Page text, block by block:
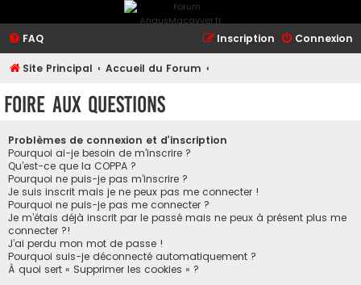
FAQ Connexion
Inscription
Site Principal Accueil du Forum
Foire aux questions
Problèmes de connexion et d’inscription
Pourquoi ai-je besoin de m’inscrire ?
Qu’est-ce que la COPPA ?
Pourquoi ne puis-je pas m’inscrire ?
Je suis inscrit mais je ne peux pas me connecter !
Pourquoi ne puis-je pas me connecter ?
Je m’étais déjà inscrit par le passé mais ne peux à présent plus me
connecter ?!
J’ai perdu mon mot de passe !
Pourquoi suis-je déconnecté automatiquement ?
À quoi sert « Supprimer les cookies » ?